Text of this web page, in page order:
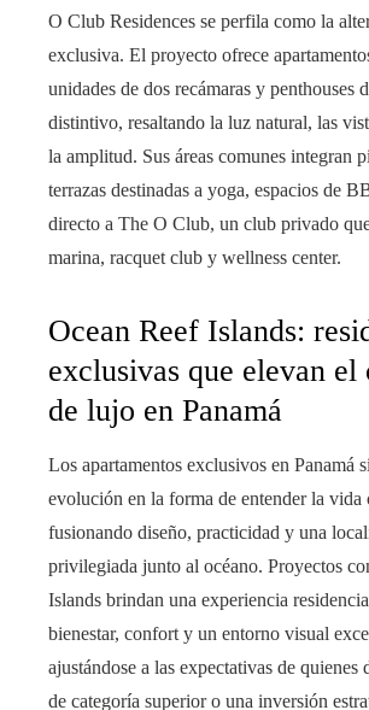
O Club Residences se perfila como la
exclusiva. El proyecto ofrece
unidades de dos recámaras y penthouses
distintivo, resaltando la luz natural, las
la amplitud. Sus áreas comunes integran
terrazas destinadas a yoga, espacios de
directo a The O Club, un club privado
marina, racquet club y wellness center.
Ocean Reef Islands:
exclusivas que elevan el
de lujo en Panamá
Los apartamentos exclusivos en Panamá
evolución en la forma de entender la vida
fusionando diseño, practicidad y una
privilegiada junto al océano. Proyectos
Islands brindan una experiencia
bienestar, confort y un entorno visual
ajustándose a las expectativas de quienes
de categoría superior o una inversión